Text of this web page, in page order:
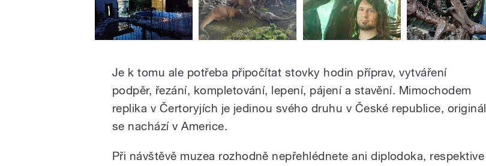
Je k tomu ale potřeba připočítat stovky hodin příprav, vytváření
podpěr, řezání, kompletování, lepení, pájení a stavění. Mimochodem
replika v Čertoryjích je jedinou svého druhu v České republice, originál
se nachází v Americe.
Při návštěvě muzea rozhodně nepřehlédnete ani diplodoka, respektive